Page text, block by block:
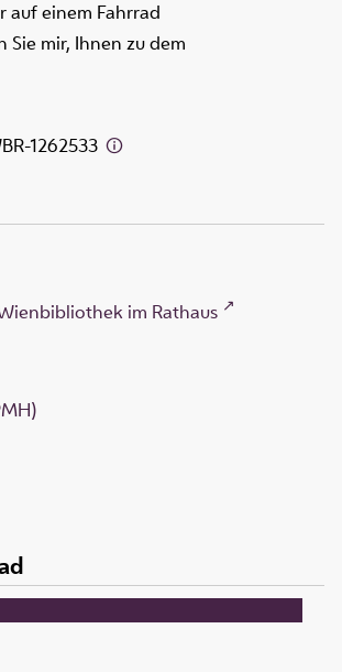
auf einem Fahrrad
Sie mir, Ihnen zu dem
1262533
im Rathaus